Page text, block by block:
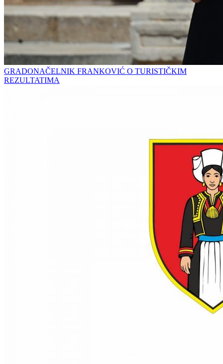
GRADONAČELNIK FRANKOVIĆ O TURISTIČKIM
REZULTATIMA